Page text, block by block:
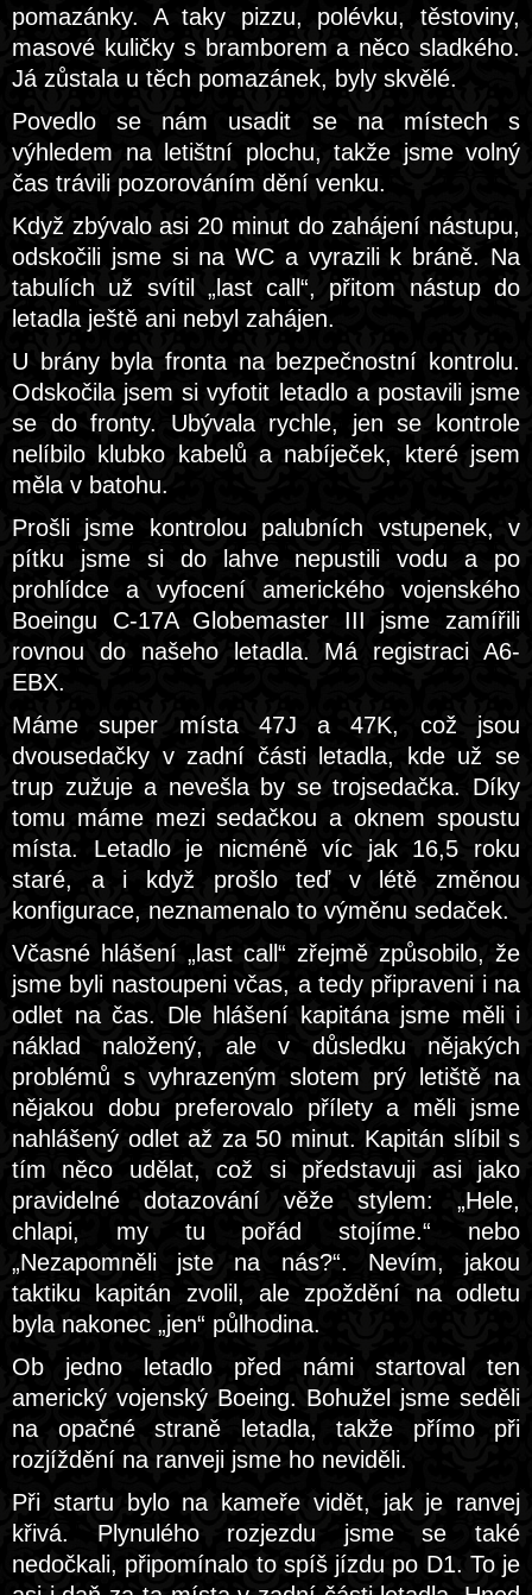
pomazánky. A taky pizzu, polévku, těstoviny,
masové kuličky s bramborem a něco sladkého.
Já zůstala u těch pomazánek, byly skvělé.
Povedlo se nám usadit se na místech s
výhledem na letištní plochu, takže jsme volný
čas trávili pozorováním dění venku.
Když zbývalo asi 20 minut do zahájení nástupu,
odskočili jsme si na WC a vyrazili k bráně. Na
tabulích už svítil „last call“, přitom nástup do
letadla ještě ani nebyl zahájen.
U brány byla fronta na bezpečnostní kontrolu.
Odskočila jsem si vyfotit letadlo a postavili jsme
se do fronty. Ubývala rychle, jen se kontrole
nelíbilo klubko kabelů a nabíječek, které jsem
měla v batohu.
Prošli jsme kontrolou palubních vstupenek, v
pítku jsme si do lahve nepustili vodu a po
prohlídce a vyfocení amerického vojenského
Boeingu C-17A Globemaster III jsme zamířili
rovnou do našeho letadla. Má registraci A6-
EBX.
Máme super místa 47J a 47K, což jsou
dvousedačky v zadní části letadla, kde už se
trup zužuje a nevešla by se trojsedačka. Díky
tomu máme mezi sedačkou a oknem spoustu
místa. Letadlo je nicméně víc jak 16,5 roku
staré, a i když prošlo teď v létě změnou
konfigurace, neznamenalo to výměnu sedaček.
Včasné hlášení „last call“ zřejmě způsobilo, že
jsme byli nastoupeni včas, a tedy připraveni i na
odlet na čas. Dle hlášení kapitána jsme měli i
náklad naložený, ale v důsledku nějakých
problémů s vyhrazeným slotem prý letiště na
nějakou dobu preferovalo přílety a měli jsme
nahlášený odlet až za 50 minut. Kapitán slíbil s
tím něco udělat, což si představuji asi jako
pravidelné dotazování věže stylem: „Hele,
chlapi, my tu pořád stojíme.“ nebo
„Nezapomněli jste na nás?“. Nevím, jakou
taktiku kapitán zvolil, ale zpoždění na odletu
byla nakonec „jen“ půlhodina.
Ob jedno letadlo před námi startoval ten
americký vojenský Boeing. Bohužel jsme seděli
na opačné straně letadla, takže přímo při
rozjíždění na ranveji jsme ho neviděli.
Při startu bylo na kameře vidět, jak je ranvej
křivá. Plynulého rozjezdu jsme se také
nedočkali, připomínalo to spíš jízdu po D1. To je